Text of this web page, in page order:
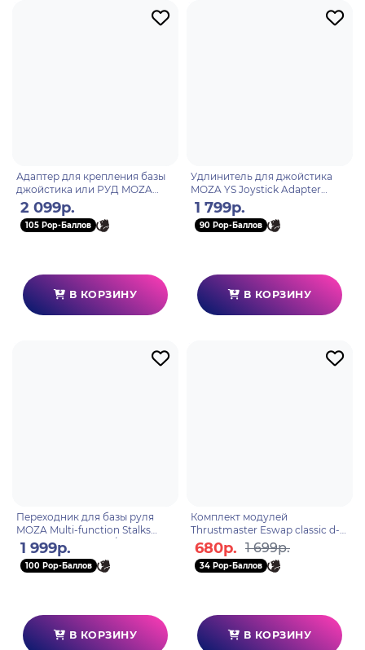
Адаптер для крепления базы
джойстика или РУД MOZA
Flight Base Mount Adapter
AS006
2 099р.
105 Pop-Баллов
В КОРЗИНУ
Удлинитель для джойстика
MOZA YS Joystick Adapter
AS007
1 799р.
90 Pop-Баллов
В КОРЗИНУ
Переходник для базы руля
MOZA Multi-function Stalks
Mount Adapter (R16/21) RS077
1 999р.
100 Pop-Баллов
В КОРЗИНУ
Комплект модулей
Thrustmaster Eswap classic d-
pad module emea, PS4, ПК
680р. 1 699р.
34 Pop-Баллов
В КОРЗИНУ